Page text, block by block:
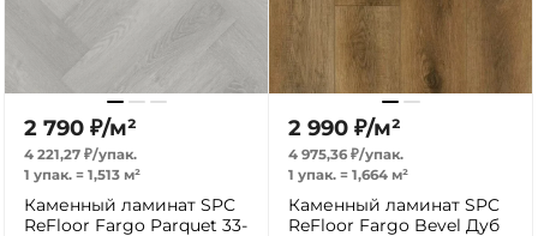
2 790 ₽/м²
4 221,27 ₽/упак.
1 упак. = 1,513 м²
Каменный ламинат SPC
ReFloor Fargo Parquet 33-
2 990 ₽/м²
4 975,36 ₽/упак.
1 упак. = 1,664 м²
Каменный ламинат SPC
ReFloor Fargo Bevel Дуб